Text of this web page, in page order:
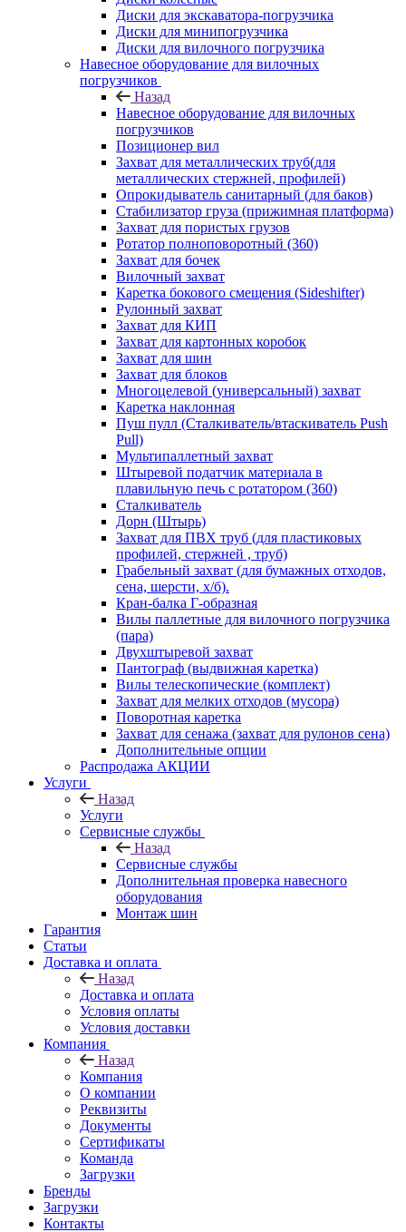
Диски для экскаватора-погрузчика
Диски для минипогрузчика
Диски для вилочного погрузчика
Навесное оборудование для вилочных
погрузчиков
Назад
Навесное оборудование для вилочных
погрузчиков
Позиционер вил
Захват для металлических труб(для
металлических стержней, профилей)
Опрокидыватель санитарный (для баков)
Стабилизатор груза (прижимная платформа)
Захват для пористых грузов
Ротатор полноповоротный (360)
Захват для бочек
Вилочный захват
Каретка бокового смещения (Sideshifter)
Рулонный захват
Захват для КИП
Захват для картонных коробок
Захват для шин
Захват для блоков
Многоцелевой (универсальный) захват
Каретка наклонная
Пуш пулл (Сталкиватель/втаскиватель Push
Pull)
Мультипаллетный захват
Штыревой податчик материала в
плавильную печь с ротатором (360)
Сталкиватель
Дорн (Штырь)
Захват для ПВХ труб (для пластиковых
профилей, стержней , труб)
Грабельный захват (для бумажных отходов,
сена, шерсти, х/б).
Кран-балка Г-образная
Вилы паллетные для вилочного погрузчика
(пара)
Двухштыревой захват
Пантограф (выдвижная каретка)
Вилы телескопические (комплект)
Захват для мелких отходов (мусора)
Поворотная каретка
Захват для сенажа (захват для рулонов сена)
Дополнительные опции
Распродажа АКЦИИ
Услуги
Назад
Услуги
Сервисные службы
Назад
Сервисные службы
Дополнительная проверка навесного
оборудования
Монтаж шин
Гарантия
Статьи
Доставка и оплата
Назад
Доставка и оплата
Условия оплаты
Условия доставки
Компания
Назад
Компания
О компании
Реквизиты
Документы
Сертификаты
Команда
Загрузки
Бренды
Загрузки
Контакты